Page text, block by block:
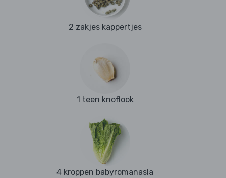
2 zakjes kappertjes
1 teen knoflook
4 kroppen babyromanasla